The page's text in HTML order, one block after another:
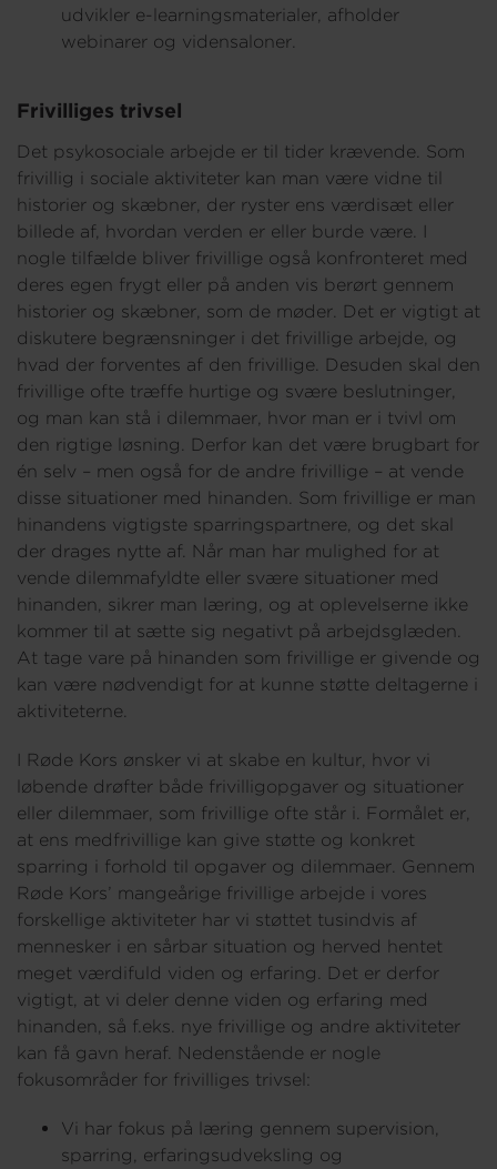
udvikler e-learningsmaterialer, afholder
webinarer og vidensaloner.
Frivilliges trivsel
Det psykosociale arbejde er til tider krævende. Som
frivillig i sociale aktiviteter kan man være vidne til
historier og skæbner, der ryster ens værdisæt eller
billede af, hvordan verden er eller burde være. I
nogle tilfælde bliver frivillige også konfronteret med
deres egen frygt eller på anden vis berørt gennem
historier og skæbner, som de møder. Det er vigtigt at
diskutere begrænsninger i det frivillige arbejde, og
hvad der forventes af den frivillige. Desuden skal den
frivillige ofte træffe hurtige og svære beslutninger,
og man kan stå i dilemmaer, hvor man er i tvivl om
den rigtige løsning. Derfor kan det være brugbart for
én selv – men også for de andre frivillige – at vende
disse situationer med hinanden. Som frivillige er man
hinandens vigtigste sparringspartnere, og det skal
der drages nytte af. Når man har mulighed for at
vende dilemmafyldte eller svære situationer med
hinanden, sikrer man læring, og at oplevelserne ikke
kommer til at sætte sig negativt på arbejdsglæden.
At tage vare på hinanden som frivillige er givende og
kan være nødvendigt for at kunne støtte deltagerne i
aktiviteterne.
I Røde Kors ønsker vi at skabe en kultur, hvor vi
løbende drøfter både frivilligopgaver og situationer
eller dilemmaer, som frivillige ofte står i. Formålet er,
at ens medfrivillige kan give støtte og konkret
sparring i forhold til opgaver og dilemmaer. Gennem
Røde Kors’ mangeårige frivillige arbejde i vores
forskellige aktiviteter har vi støttet tusindvis af
mennesker i en sårbar situation og herved hentet
meget værdifuld viden og erfaring. Det er derfor
vigtigt, at vi deler denne viden og erfaring med
hinanden, så f.eks. nye frivillige og andre aktiviteter
kan få gavn heraf. Nedenstående er nogle
fokusområder for frivilliges trivsel:
Vi har fokus på læring gennem supervision,
sparring, erfaringsudveksling og